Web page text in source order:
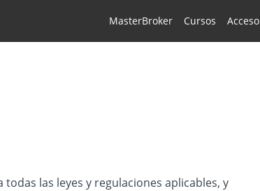
MasterBroker Cursos Acceso
las leyes y regulaciones aplicables, y